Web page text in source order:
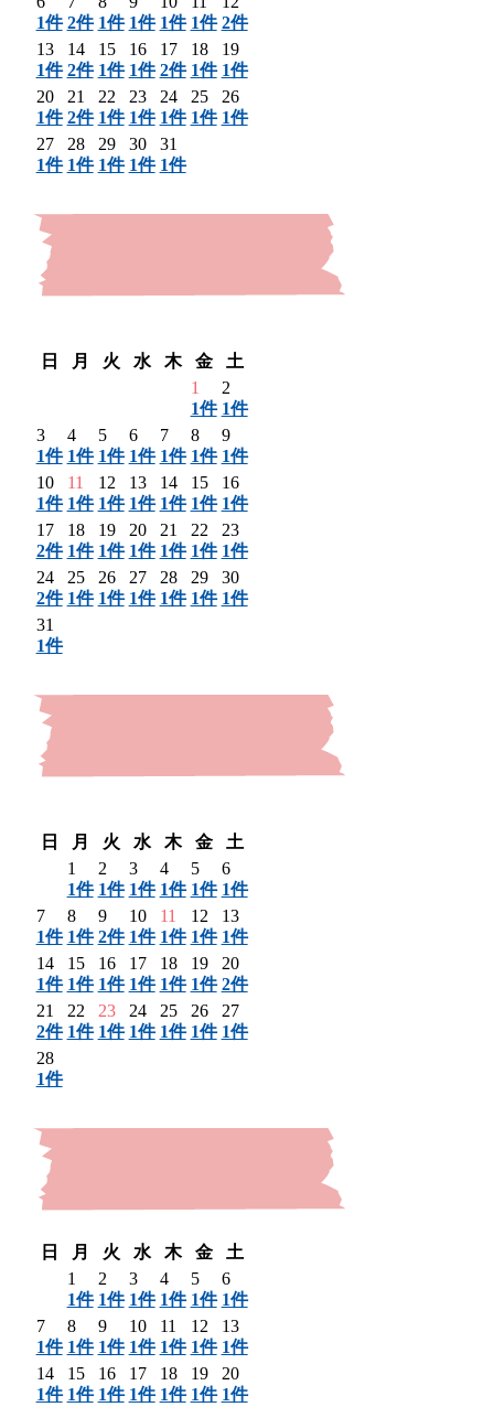
1件 2件 1件 1件 1件 1件 2件
13
1件
14
2件
15
1件
16
1件
17
2件
18
1件
19
1件
20
1件
21
2件
22
1件
23
1件
24
1件
25
1件
26
1件
27
1件
28
1件
29
1件
30
1件
31
1件
日
月 火 水 木 金
土
1
1件
2
1件
3
1件
4
1件
5
1件
6
1件
7
1件
8
1件
9
1件
10
1件
11
1件
12
1件
13
1件
14
1件
15
1件
16
1件
17
2件
18
1件
19
1件
20
1件
21
1件
22
1件
23
1件
24
2件
25
1件
26
1件
27
1件
28
1件
29
1件
30
1件
31
1件
日
月 火 水 木 金
土
1
1件
2
1件
3
1件
4
1件
5
1件
6
1件
7
1件
8
1件
9
2件
10
1件
11
1件
12
1件
13
1件
14
1件
15
1件
16
1件
17
1件
18
1件
19
1件
20
2件
21
2件
22
1件
23
1件
24
1件
25
1件
26
1件
27
1件
28
1件
日
月 火 水 木 金
土
1
1件
2
1件
3
1件
4
1件
5
1件
6
1件
7
1件
8
1件
9
1件
10
1件
11
1件
12
1件
13
1件
14
1件
15
1件
16
1件
17
1件
18
1件
19
1件
20
1件